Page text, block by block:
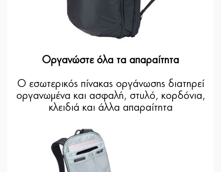
Οργανώστε όλα τα απαραίτητα
Ο εσωτερικός πίνακας οργάνωσης διατηρεί
οργανωμένα και ασφαλή, στυλό, κορδόνια,
κλειδιά και άλλα απαραίτητα